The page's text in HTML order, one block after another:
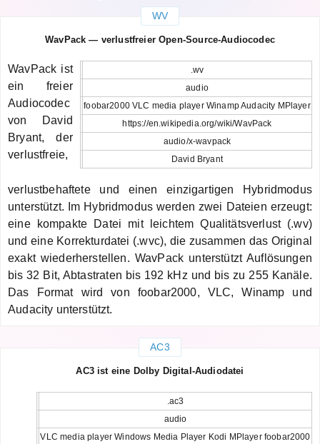
WV
WavPack — verlustfreier Open-Source-Audiocodec
.wv
audio
foobar2000 VLC media player Winamp Audacity MPlayer
https://en.wikipedia.org/wiki/WavPack
audio/x-wavpack
David Bryant
WavPack ist
ein freier
Audiocodec
von David
Bryant, der
verlustfreie,
verlustbehaftete und einen einzigartigen Hybridmodus
unterstützt. Im Hybridmodus werden zwei Dateien erzeugt:
eine kompakte Datei mit leichtem Qualitätsverlust (.wv)
und eine Korrekturdatei (.wvc), die zusammen das Original
exakt wiederherstellen. WavPack unterstützt Auflösungen
bis 32 Bit, Abtastraten bis 192 kHz und bis zu 255 Kanäle.
Das Format wird von foobar2000, VLC, Winamp und
Audacity unterstützt.
AC3
AC3 ist eine Dolby Digital-Audiodatei
.ac3
audio
VLC media player Windows Media Player Kodi MPlayer foobar2000